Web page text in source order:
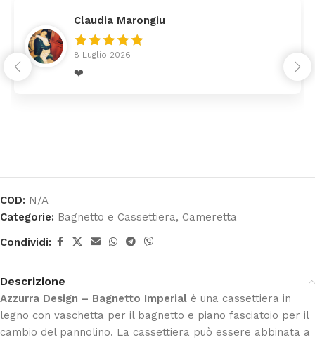
Claudia Marongiu
8 Luglio 2026
❤️
COD: N/A
Categorie: Bagnetto e Cassettiera, Cameretta
Condividi:
Descrizione
Azzurra Design – Bagnetto Imperial è una cassettiera in
legno con vaschetta per il bagnetto e piano fasciatoio per il
cambio del pannolino. La cassettiera può essere abbinata a